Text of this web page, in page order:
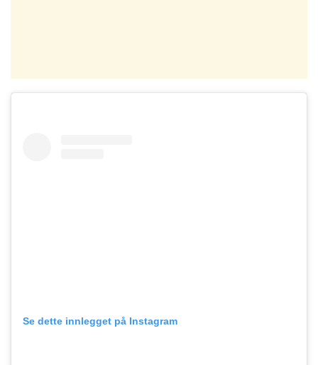
Se dette innlegget på Instagram